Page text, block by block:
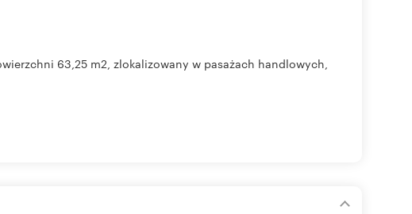
63,25 m2, zlokalizowany w pasażach handlowych,